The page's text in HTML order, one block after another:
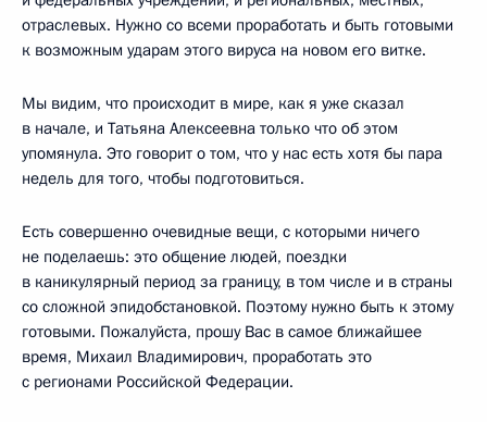
отраслевых. Нужно со всеми проработать и быть готовыми
к возможным ударам этого вируса на новом его витке.
Мы видим, что происходит в мире, как я уже сказал
в начале, и Татьяна Алексеевна только что об этом
упомянула. Это говорит о том, что у нас есть хотя бы пара
недель для того, чтобы подготовиться.
Есть совершенно очевидные вещи, с которыми ничего
не поделаешь: это общение людей, поездки
в каникулярный период за границу, в том числе и в страны
со сложной эпидобстановкой. Поэтому нужно быть к этому
готовыми. Пожалуйста, прошу Вас в самое ближайшее
время, Михаил Владимирович, проработать это
с регионами Российской Федерации.